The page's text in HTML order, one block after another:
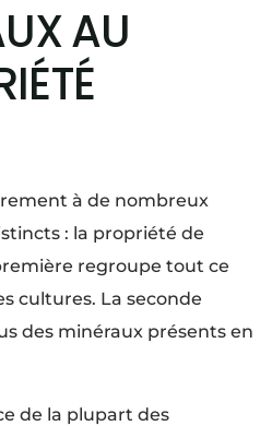
AU
à de nombreux
: la propriété de
regroupe tout ce
cultures. La seconde
des minéraux présents en
de la plupart des